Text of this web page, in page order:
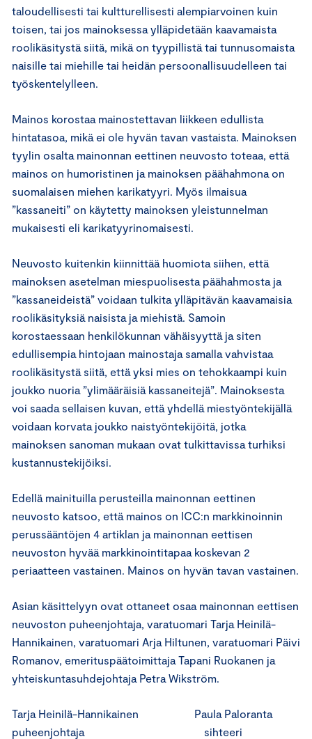
taloudellisesti tai kultturellisesti alempiarvoinen kuin
toisen, tai jos mainoksessa ylläpidetään kaavamaista
roolikäsitystä siitä, mikä on tyypillistä tai tunnusomaista
naisille tai miehille tai heidän persoonallisuudelleen tai
työskentelylleen.
Mainos korostaa mainostettavan liikkeen edullista
hintatasoa, mikä ei ole hyvän tavan vastaista. Mainoksen
tyylin osalta mainonnan eettinen neuvosto toteaa, että
mainos on humoristinen ja mainoksen päähahmona on
suomalaisen miehen karikatyyri. Myös ilmaisua
”kassaneiti” on käytetty mainoksen yleistunnelman
mukaisesti eli karikatyyrinomaisesti.
Neuvosto kuitenkin kiinnittää huomiota siihen, että
mainoksen asetelman miespuolisesta päähahmosta ja
”kassaneideistä” voidaan tulkita ylläpitävän kaavamaisia
roolikäsityksiä naisista ja miehistä. Samoin
korostaessaan henkilökunnan vähäisyyttä ja siten
edullisempia hintojaan mainostaja samalla vahvistaa
roolikäsitystä siitä, että yksi mies on tehokkaampi kuin
joukko nuoria ”ylimääräisiä kassaneitejä”. Mainoksesta
voi saada sellaisen kuvan, että yhdellä miestyöntekijällä
voidaan korvata joukko naistyöntekijöitä, jotka
mainoksen sanoman mukaan ovat tulkittavissa turhiksi
kustannustekijöiksi.
Edellä mainituilla perusteilla mainonnan eettinen
neuvosto katsoo, että mainos on ICC:n markkinoinnin
perussääntöjen 4 artiklan ja mainonnan eettisen
neuvoston hyvää markkinointitapaa koskevan 2
periaatteen vastainen. Mainos on hyvän tavan vastainen.
Asian käsittelyyn ovat ottaneet osaa mainonnan eettisen
neuvoston puheenjohtaja, varatuomari Tarja Heinilä-
Hannikainen, varatuomari Arja Hiltunen, varatuomari Päivi
Romanov, emerituspäätoimittaja Tapani Ruokanen ja
yhteiskuntasuhdejohtaja Petra Wikström.
Tarja Heinilä-Hannikainen Paula Paloranta
puheenjohtaja sihteeri